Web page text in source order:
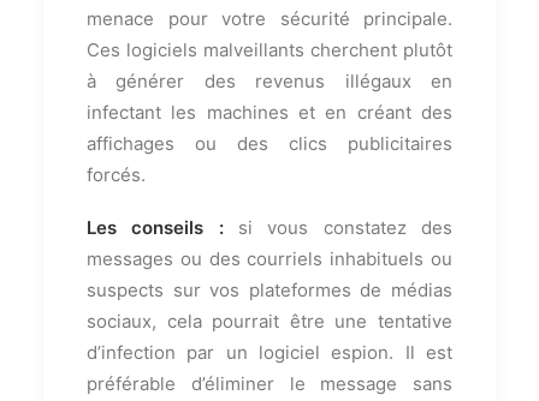
menace pour votre sécurité principale.
Ces logiciels malveillants cherchent plutôt
à générer des revenus illégaux en
infectant les machines et en créant des
affichages ou des clics publicitaires
forcés.
Les conseils : si vous constatez des
messages ou des courriels inhabituels ou
suspects sur vos plateformes de médias
sociaux, cela pourrait être une tentative
d’infection par un logiciel espion. Il est
préférable d’éliminer le message sans